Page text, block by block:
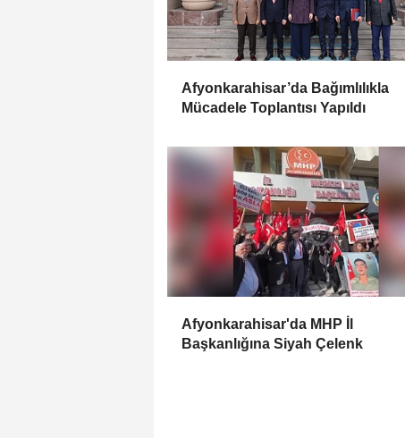
Afyonkarahisar’da Bağımlılıkla
Mücadele Toplantısı Yapıldı
Afyonkarahisar'da MHP İl
Başkanlığına Siyah Çelenk